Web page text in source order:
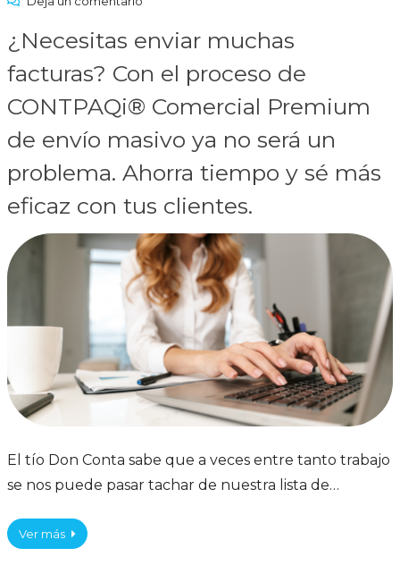
¿Necesitas enviar muchas
facturas? Con el proceso de
CONTPAQi® Comercial Premium
de envío masivo ya no será un
problema. Ahorra tiempo y sé más
eficaz con tus clientes.
El tío Don Conta sabe que a veces entre tanto trabajo
se nos puede pasar tachar de nuestra lista de…
Ver más